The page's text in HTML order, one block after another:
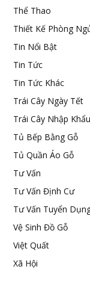
Thể Thao
Thiết Kế Phòng
Tin Nổi Bật
Tin Tức
Tin Tức Khác
Trái Cây Ngày Tết
Trái Cây Nhập Khẩu
Tủ Bếp Bằng Gỗ
Tủ Quần Áo Gỗ
Tư Vấn
Tư Vấn Định Cư
Tư Vấn Tuyển
Vệ Sinh Đồ Gỗ
Việt Quất
Xã Hội